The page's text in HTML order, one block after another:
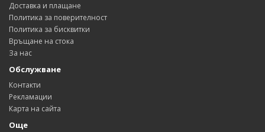
Доставка и плащане
Политика за поверителност
Политика за бисквитки
Връщане на стока
За нас
Обслужване
Контакти
Рекламации
Карта на сайта
Още